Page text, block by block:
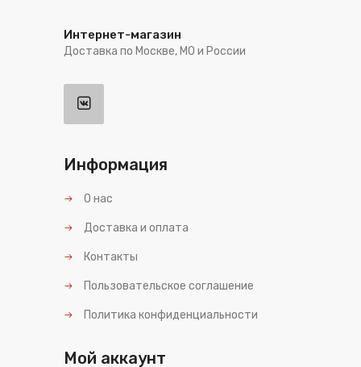
Интернет-магазин
Доставка по Москве, МО и России
Информация
О нас
Доставка и оплата
Контакты
Пользовательское соглашение
Политика конфиденциальности
Мой аккаунт